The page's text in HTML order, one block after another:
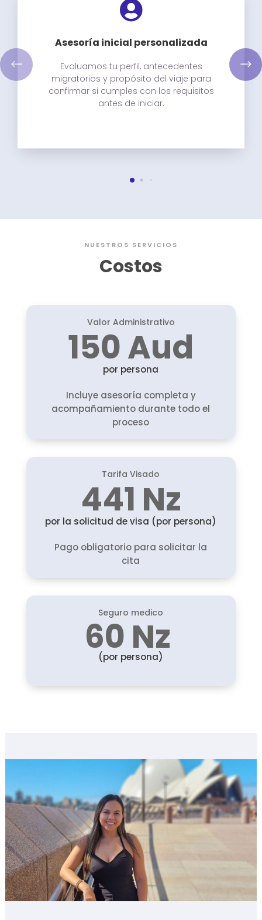

Asesoría inicial personalizada
Evaluamos tu perfil, antecedentes
migratorios y propósito del viaje para
confirmar si cumples con los requisitos
antes de iniciar.
NUESTROS SERVICIOS
Costos
Valor Administrativo
150 Aud
por persona
Incluye asesoría completa y
acompañamiento durante todo el
proceso
Tarifa Visado
441 Nz
por la solicitud de visa (por persona)
Pago obligatorio para solicitar la
cita
Seguro medico
60 Nz
(por persona)